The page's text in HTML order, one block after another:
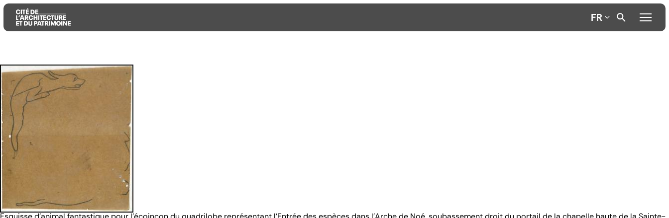
Aller
contenu
principal
Aller
menu
principal
Aller
la
recherche
FR